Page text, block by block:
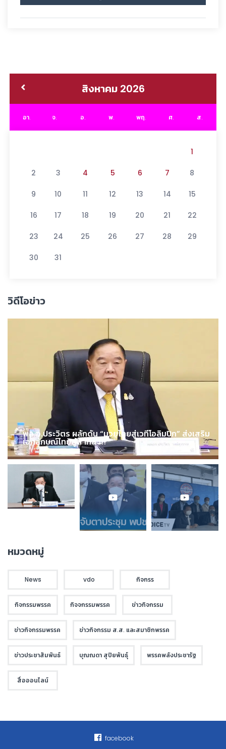
สิงหาคม 2026
อา. จ. อ. พ. พฤ. ศ. ส.
1
2 3 4 5 6 7 8
9 10 11 12 13 14 15
16 17 18 19 20 21 22
23 24 25 26 27 28 29
30 31
วิดีโอข่าว
พล.อ.ประวิตร ผลักดัน “มวยไทยสู่เวทีโอลิมปิก” ส่งเสริม
เอกลักษณ์ไทยสู่สากล !!!
หมวดหมู่
News vdo กิจกรร
กิจกรรมพรรค กิจจกรรมพรรค ข่าวกิจกรรม
ข่าวกิจกรรมพรรค ข่าวกิจกรรม ส.ส. และสมาชิกพรรค
ข่าวประชาสัมพันธ์ บุณณดา สุปิยพันธุ์ พรรคพลังประชารัฐ
สื่อออนไลน์
facebook